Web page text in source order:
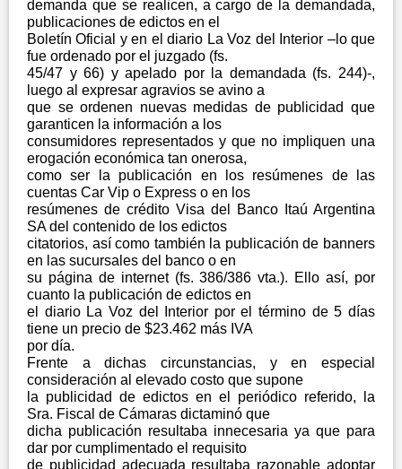
demanda que se realicen, a cargo de la demandada,
publicaciones de edictos en el
Boletín Oficial y en el diario La Voz del Interior –lo que
fue ordenado por el juzgado (fs.
45/47 y 66) y apelado por la demandada (fs. 244)-,
luego al expresar agravios se avino a
que se ordenen nuevas medidas de publicidad que
garanticen la información a los
consumidores representados y que no impliquen una
erogación económica tan onerosa,
como ser la publicación en los resúmenes de las
cuentas Car Vip o Express o en los
resúmenes de crédito Visa del Banco Itaú Argentina
SA del contenido de los edictos
citatorios, así como también la publicación de banners
en las sucursales del banco o en
su página de internet (fs. 386/386 vta.). Ello así, por
cuanto la publicación de edictos en
el diario La Voz del Interior por el término de 5 días
tiene un precio de $23.462 más IVA
por día.
Frente a dichas circunstancias, y en especial
consideración al elevado costo que supone
la publicidad de edictos en el periódico referido, la
Sra. Fiscal de Cámaras dictaminó que
dicha publicación resultaba innecesaria ya que para
dar por cumplimentado el requisito
de publicidad adecuada resultaba razonable adoptar